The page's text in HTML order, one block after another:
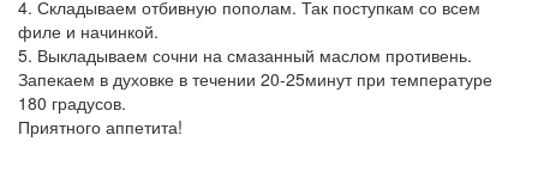
4. Складываем отбивную пополам. Так поступкам со всем
филе и начинкой.
5. Выкладываем сочни на смазанный маслом противень.
Запекаем в духовке в течении 20-25минут при температуре
180 градусов.
Приятного аппетита!